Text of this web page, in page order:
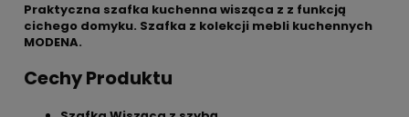
Praktyczna szafka kuchenna wisząca z z funkcją
cichego domyku. Szafka z kolekcji mebli kuchennych
MODENA.
Cechy Produktu